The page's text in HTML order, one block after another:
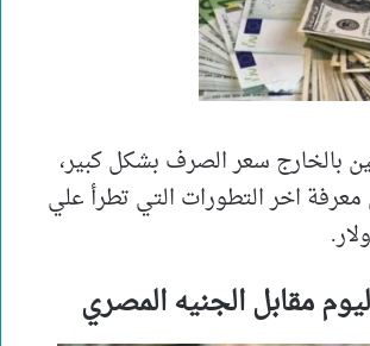
بالخارج سعر الصرف بشكل كبير،
اخر التطورات التي تطرأ علي
مقابل الجنيه المصري